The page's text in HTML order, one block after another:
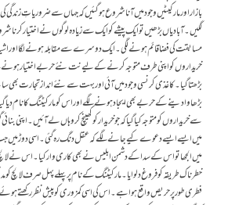
بازار اورمارکیٹیں وجودمیں آناشروع ہوگئیں کہ جہاں سے ضروریاتِ زندگی
لگیں۔ آبادیاں بڑھیں تو ایک پیشے کو ایک سے زیادہ لوگوں نے اختیار
مسابقت کی فضاقائم ہونے لگی۔ایک دوسرے سے مقابلہ ہونے لگا
خریداروں کواپنی طرف متوجہ کرنے کے لیے نت نئے حربے
بڑھتا گیا۔ کاغذی کرنسی وجودمیں آئی اور بہت سے نئے انداز تجارت
بڑھاوا دینے کے حربے بھی ایجادہونے لگے اور اس کومارکیٹنگ کانام دیا
سے خریداروں کو متوجہ کیا گیاکہ جو خریدار کوکھینچ کروہاں لے آئیں۔ اپنی
میں ایسے ایسے دعوے کیے جانے لگے کہ عقل دنگ رہ گئی۔اسی دوڑ میں
میں الجھا تو اس کے سدا کے دشمن ابلیس نے بھی کاری وار کیا۔ اس نے
خطرناک طریقہ کوفروغ دلوایا۔ مارکیٹنگ کے نام پرپہلے پہل صرف لالچ
فطری طورپر حریص واقع ہواہے۔ اس کی اسی کمزوری کوپیش نظررکھتے